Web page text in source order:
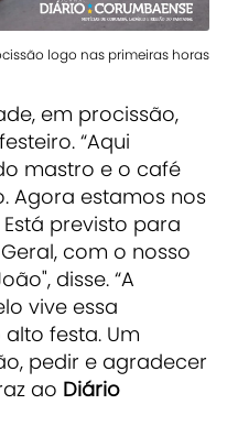
logo nas primeiras horas
em procissão,
“Aqui
mastro e o café
Agora estamos nos
previsto para
com o nosso
disse. “A
vive essa
festa. Um
pedir e agradecer
ao Diário